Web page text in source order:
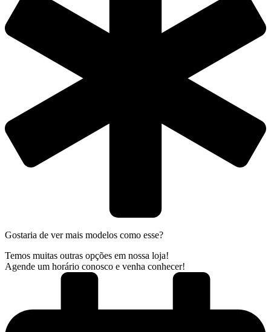
Gostaria de ver mais modelos como esse?
Temos muitas outras opções em nossa loja!
Agende um horário conosco e venha conhecer!